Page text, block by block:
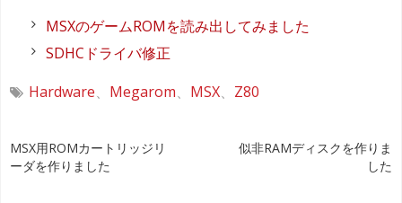
MSXのゲームROMを読み出してみました
SDHCドライバ修正
Hardware、 Megarom、 MSX、 Z80
投
MSX用ROMカートリッジリ
ーダを作りました
似非RAMディスクを作りま
した